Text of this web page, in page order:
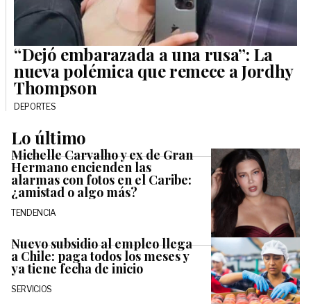
“Dejó embarazada a una rusa”: La
nueva polémica que remece a Jordhy
Thompson
DEPORTES
Lo último
Michelle Carvalho y ex de Gran
Hermano encienden las
alarmas con fotos en el Caribe:
¿amistad o algo más?
TENDENCIA
Nuevo subsidio al empleo llega
a Chile: paga todos los meses y
ya tiene fecha de inicio
SERVICIOS